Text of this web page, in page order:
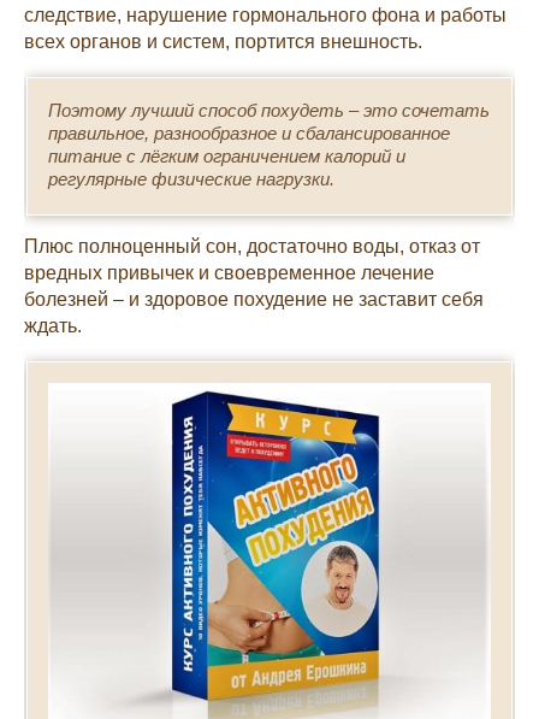
следствие, нарушение гормонального фона и работы
всех органов и систем, портится внешность.
Поэтому лучший способ похудеть – это сочетать
правильное, разнообразное и сбалансированное
питание с лёгким ограничением калорий и
регулярные физические нагрузки.
Плюс полноценный сон, достаточно воды, отказ от
вредных привычек и своевременное лечение
болезней – и здоровое похудение не заставит себя
ждать.